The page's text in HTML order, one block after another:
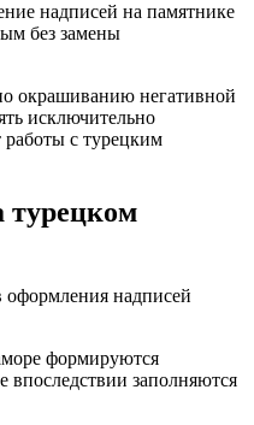
надписей на памятнике
без замены
окрашиванию негативной
исключительно
с турецким
оформления надписей
формируются
впоследствии заполняются